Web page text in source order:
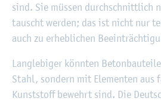
sind. Sie müs­sen durch­schnitt­lich
tauscht wer­den; das ist nicht nur
auch zu er­heb­li­chen
Lang­le­bi­ger könn­ten
Stahl, son­dern mit Ele­men­ten aus
Kunst­stoff be­wehrt sind. Die